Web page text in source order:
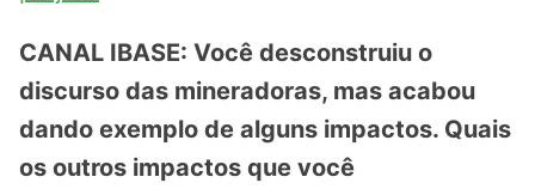
CANAL IBASE: Você desconstruiu o
discurso das mineradoras, mas acabou
dando exemplo de alguns impactos. Quais
os outros impactos que você